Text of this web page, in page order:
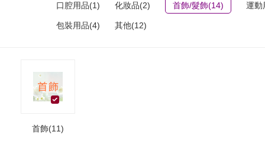
口腔用品(1) 化妝品(2) 首飾/髮飾(14) 運動
包裝用品(4) 其他(12)
首飾(11)